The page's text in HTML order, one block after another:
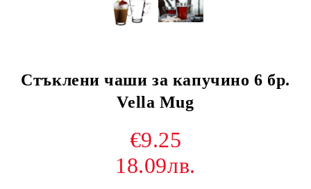
Стъклени чаши за капучино 6 бр.
Vella Mug
€9.25
18.09лв.